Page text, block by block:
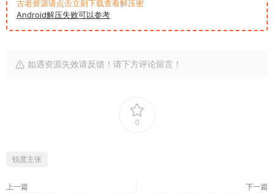
古老资源请点击立刻下载查看解压密
Android解压失败可以参考
如遇资源失效请反馈！请下方评论留言！
0
锐度主张
上一篇 下一篇